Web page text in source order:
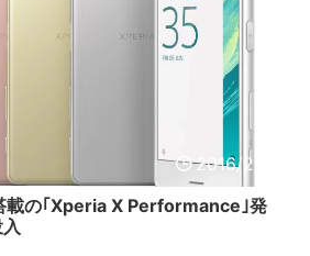
2016/2/22
の｢Xperia X Performance｣発